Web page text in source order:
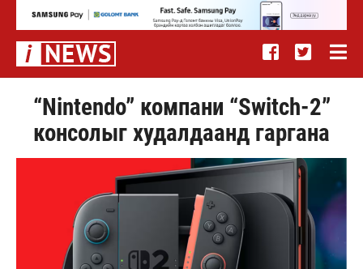
“Nintendo” компани “Switch-2”
консолыг худалдаанд гаргана